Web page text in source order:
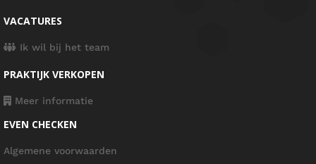
VACATURES
Ik wil bij het team
PRAKTIJK VERKOPEN
Meer informatie
EVEN CHECKEN
Algemene voorwaarden